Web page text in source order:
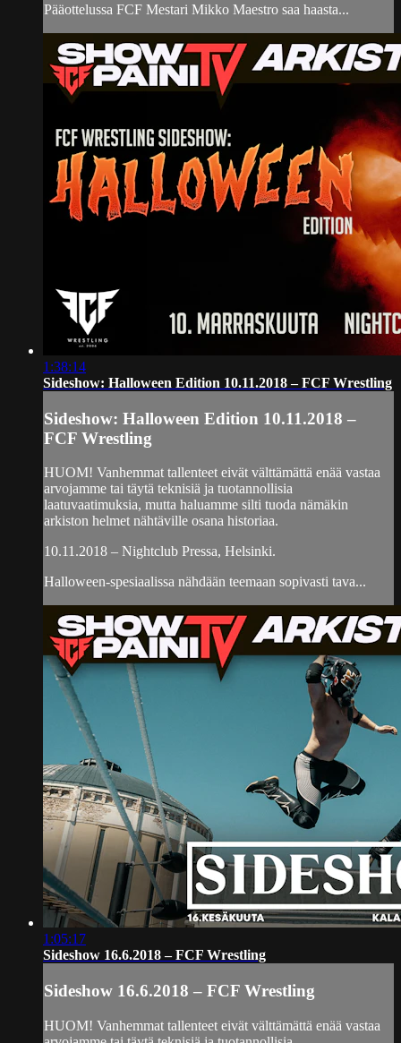
Pääottelussa FCF Mestari Mikko Maestro saa haasta...
1:38:14
Sideshow: Halloween Edition 10.11.2018 – FCF Wrestling
Sideshow: Halloween Edition 10.11.2018 –
FCF Wrestling
HUOM! Vanhemmat tallenteet eivät välttämättä enää vastaa
arvojamme tai täytä teknisiä ja tuotannollisia
laatuvaatimuksia, mutta haluamme silti tuoda nämäkin
arkiston helmet nähtäville osana historiaa.
10.11.2018 – Nightclub Pressa, Helsinki.
Halloween-spesiaalissa nähdään teemaan sopivasti tava...
1:05:17
Sideshow 16.6.2018 – FCF Wrestling
Sideshow 16.6.2018 – FCF Wrestling
HUOM! Vanhemmat tallenteet eivät välttämättä enää vastaa